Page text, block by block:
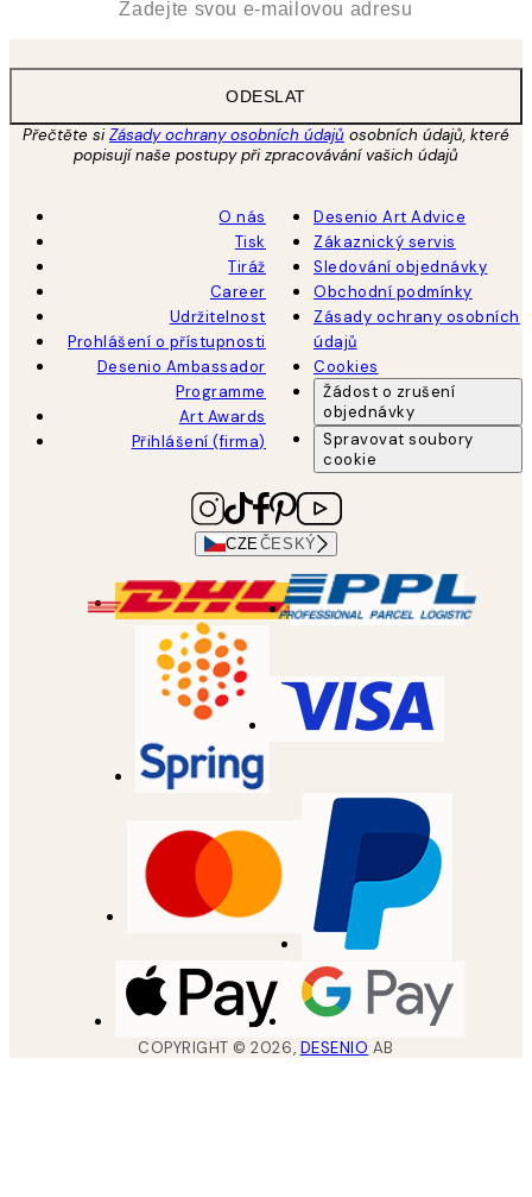
ODESLAT
Přečtěte siZásady ochrany osobních údajů osobních údajů, které
popisují naše postupy při zpracovávání vašich údajů
O nás
Tisk
Tiráž
Career
Udržitelnost
Prohlášení o přístupnosti
Desenio Ambassador
Programme
Art Awards
Přihlášení (firma)
Desenio Art Advice
Zákaznický servis
Sledování objednávky
Obchodní podmínky
Zásady ochrany osobních
údajů
Cookies
Žádost o zrušení
objednávky
Spravovat soubory
cookie
CZE ČESKÝ
COPYRIGHT ©2026, DESENIO AB